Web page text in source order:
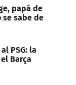
papá de
se sabe de
PSG: la
Barça